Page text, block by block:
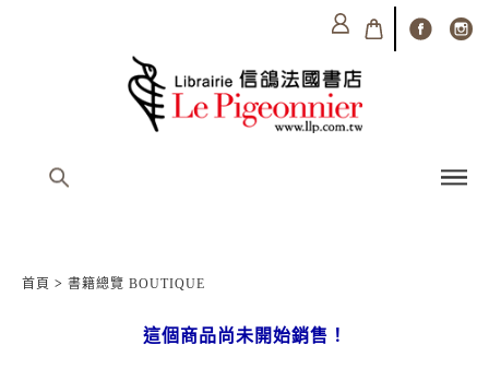
首頁 > 書籍總覽 BOUTIQUE
這個商品尚未開始銷售！